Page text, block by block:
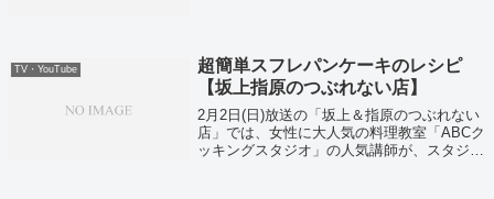
TV・YouTube
超簡単スフレパンケーキのレシピ
【坂上指原のつぶれない店】
2月2日(日)放送の「坂上＆指原のつぶれない
店」では、女性に大人気の料理教室「ABCク
ッキングスタジオ」の人気講師が、スタジオ